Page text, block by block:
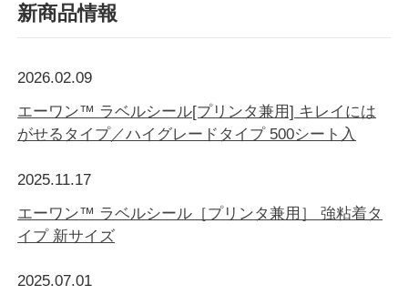
新商品情報
2026.02.09
エーワン™ ラベルシール[プリンタ兼用] キレイには
がせるタイプ／ハイグレードタイプ 500シート入
2025.11.17
エーワン™ ラベルシール［プリンタ兼用］ 強粘着タ
イプ 新サイズ
2025.07.01